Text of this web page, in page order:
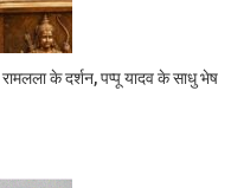
के दर्शन, पप्पू यादव के साधु भेष